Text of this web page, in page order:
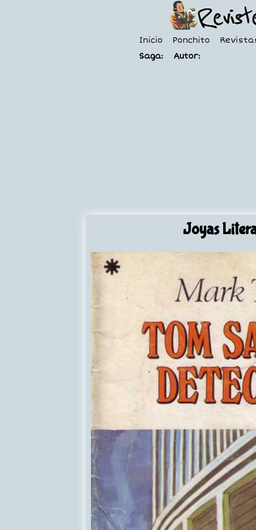
Inicio Ponchito
Saga:
Autor:
Joyas